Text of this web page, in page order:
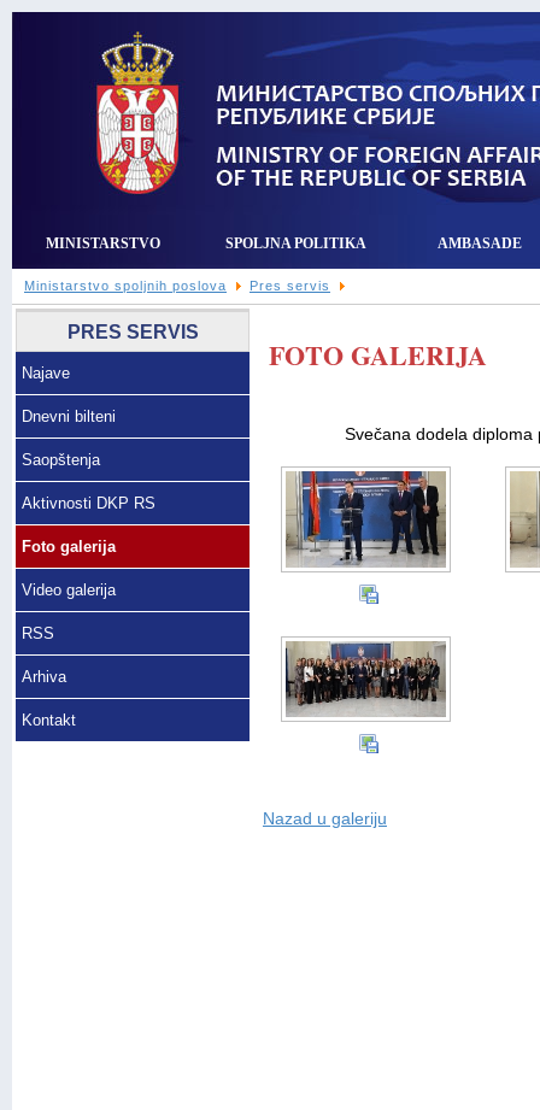
MINISTARSTVO SPOLJNA POLITIKA AMBASADE
Ministarstvo spoljnih poslova Pres servis
PRES SERVIS
Najave
Dnevni bilteni
Saopštenja
Aktivnosti DKP RS
Foto galerija
Video galerija
RSS
Arhiva
Kontakt
FOTO GALERIJA
Svečana dodela
Nazad u galeriju